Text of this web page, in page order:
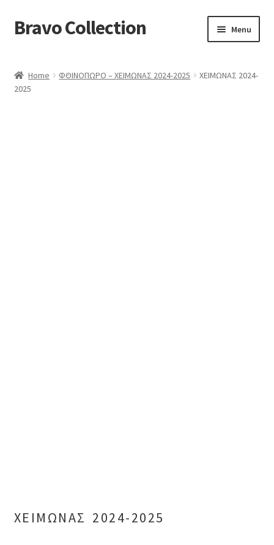
Skip
to
Skip
to
Bravo Collection Menu
COLLECTIONS
Expand
Home ΦΘΙΝΟΠΩΡΟ – ΧΕΙΜΩΝΑΣ 2024-2025
ΧΕΙΜΩΝΑΣ 2024-
2025
ΧΕΙΜΩΝΑΣ 2024-2025